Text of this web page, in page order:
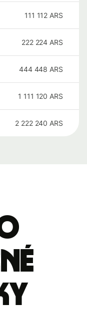
111 112 ARS
222 224 ARS
444 448 ARS
1 111 120 ARS
2 222 240 ARS